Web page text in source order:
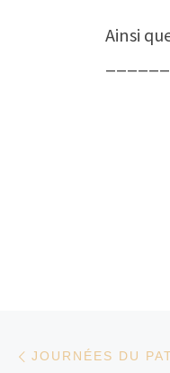
Ainsi
Parcourir